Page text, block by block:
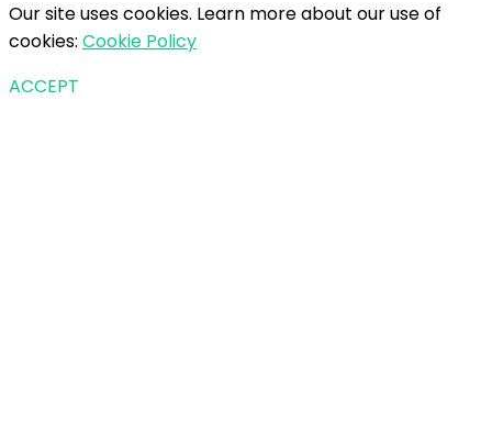
Our site uses cookies. Learn more about our use of
cookies: Cookie Policy
ACCEPT